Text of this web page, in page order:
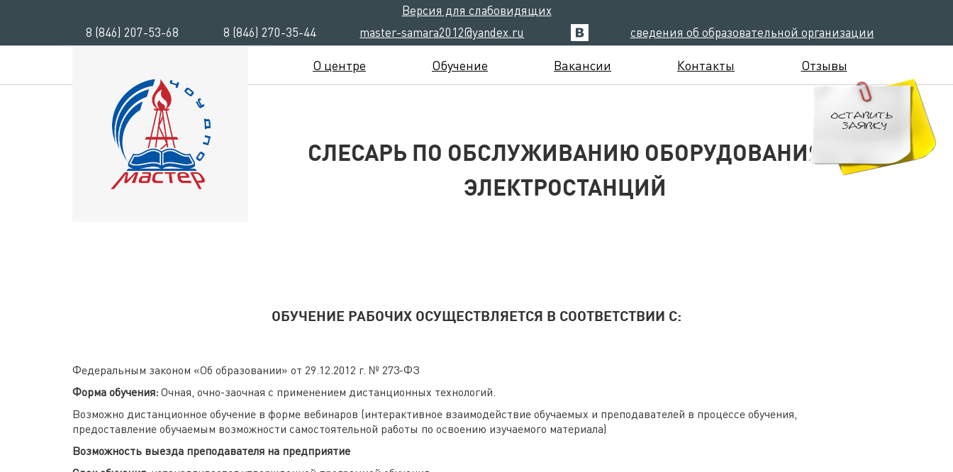
Версия для слабовидящих
8 (846) 207-53-68
8 (846) 270-35-44 master-samara2012@yandex.ru сведения об образовательной организации
О центре Обучение Вакансии Контакты Отзывы
СЛЕСАРЬ ПО ОБСЛУЖИВАНИЮ ОБОРУДОВАНИЯ
ЭЛЕКТРОСТАНЦИЙ
ОБУЧЕНИЕ РАБОЧИХ ОСУЩЕСТВЛЯЕТСЯ В СООТВЕТСТВИИ С:
Федеральным законом «Об образовании» от 29.12.2012 г. № 273-ФЗ
Форма обучения:Очная, очно-заочная с применением дистанционных технологий.
Возможно дистанционное обучение в форме вебинаров (интерактивное взаимодействие обучаемых и преподавателей в процессе обучения,
предоставление обучаемым возможности самостоятельной работы по освоению изучаемого материала)
Возможность выезда преподавателя на предприятие